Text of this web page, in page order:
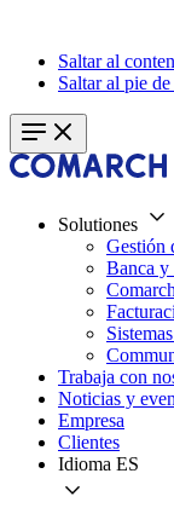
Saltar al
Saltar al pie
Solutiones
Gestión
Banca y
Trabaja con
Noticias y
Empresa
Clientes
Idioma ES